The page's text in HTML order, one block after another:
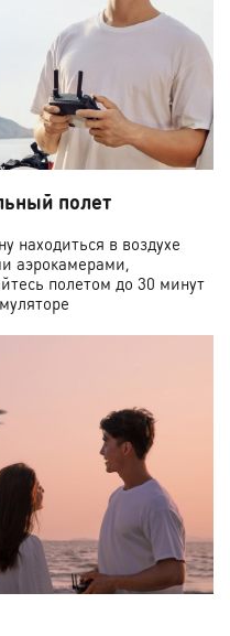
полет
находиться в воздухе
аэрокамерами,
полетом до 30 минут